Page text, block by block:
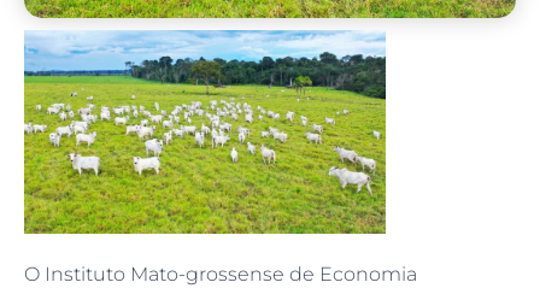
O Instituto Mato-grossense de Economia